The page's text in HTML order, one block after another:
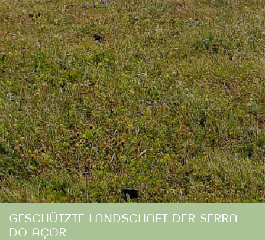
GESCHÜTZTE LANDSCHAFT DER SERRA
DO AÇOR